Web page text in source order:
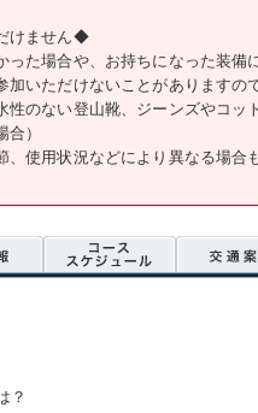
けません◆
った場合や、お持ちになった装
加いただけないことがありますの
性のない登山靴、ジーンズやコ
）
使用状況などにより異なる場合
？